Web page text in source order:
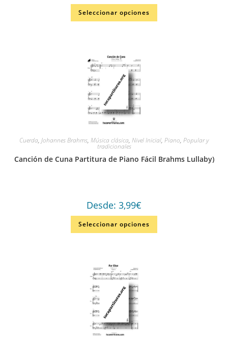
Seleccionar opciones
Cuerda, Johannes Brahms, Música clásica, Nivel Inicial, Piano, Popular y
tradicionales
Canción de Cuna Partitura de Piano Fácil Brahms Lullaby)
Desde: 3,99€
Seleccionar opciones